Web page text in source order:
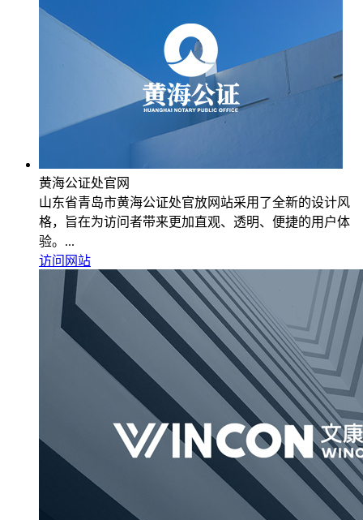
黄海公证处官网
山东省青岛市黄海公证处官放网站采用了全新的设计风
格，旨在为访问者带来更加直观、透明、便捷的用户体
验。...
访问网站